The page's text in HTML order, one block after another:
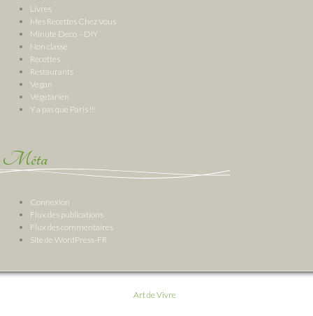
Livres
Mes Recettes Chez Vous
Minute Deco – DIY
Non classé
Recettes
Restaurants
Vegan
Végétarien
Y a pas que Paris !!!
Méta
Connexion
Flux des publications
Flux des commentaires
Site de WordPress-FR
Art de Vivre